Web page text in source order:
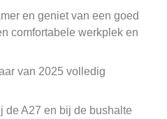
en geniet van een goed
comfortabele werkplek en
van 2025 volledig
de A27 en bij de bushalte